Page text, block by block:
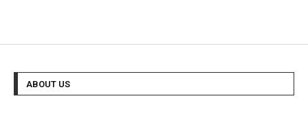
ABOUT US